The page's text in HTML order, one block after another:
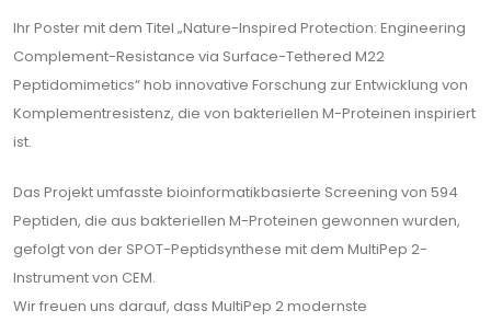
Ihr Poster mit dem Titel „Nature-Inspired Protection: Engineering
Complement-Resistance via Surface-Tethered M22
Peptidomimetics“ hob innovative Forschung zur Entwicklung von
Komplementresistenz, die von bakteriellen M-Proteinen inspiriert
ist.
Das Projekt umfasste bioinformatikbasierte Screening von 594
Peptiden, die aus bakteriellen M-Proteinen gewonnen wurden,
gefolgt von der SPOT-Peptidsynthese mit dem MultiPep 2-
Instrument von CEM.
Wir freuen uns darauf, dass MultiPep 2 modernste